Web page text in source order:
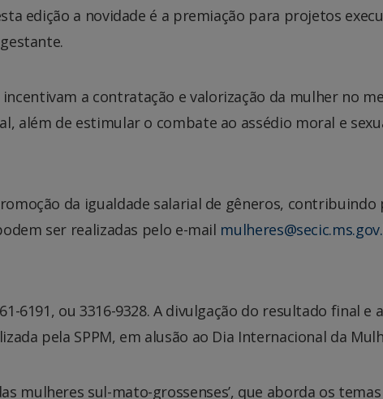
edição a novidade é a premiação para projetos
a contratação e valorização da mulher no
além de estimular o combate ao assédio moral e
da igualdade salarial de gêneros, contribuindo
ser realizadas pelo e-mail
6191, ou 3316-9328. A divulgação do resultado final e
pela SPPM, em alusão ao Dia Internacional da
mulheres sul-mato-grossenses’, que aborda os